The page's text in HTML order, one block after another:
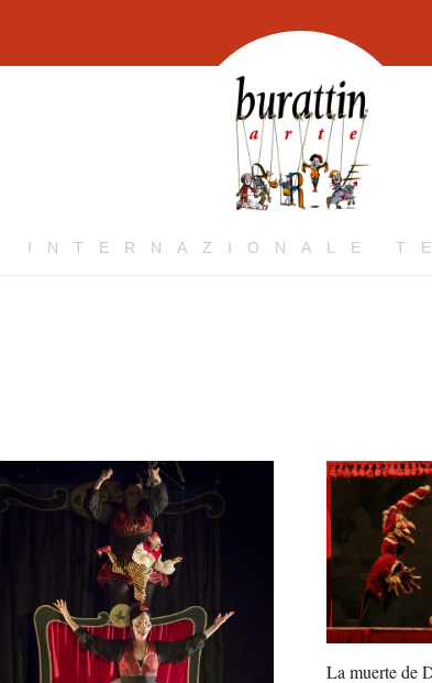
INTERNAZIONALE
La muerte de